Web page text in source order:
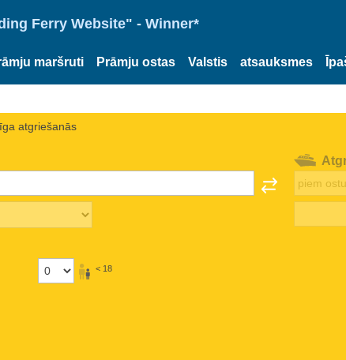
Ferry Website" - Winner*
maršruti Prāmju ostas Valstis atsauksmes
atgriešanās
< 18